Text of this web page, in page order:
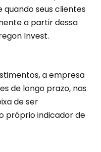
seus clientes
a partir dessa
Invest.
a empresa
de longo prazo, nas
de ser
próprio indicador de